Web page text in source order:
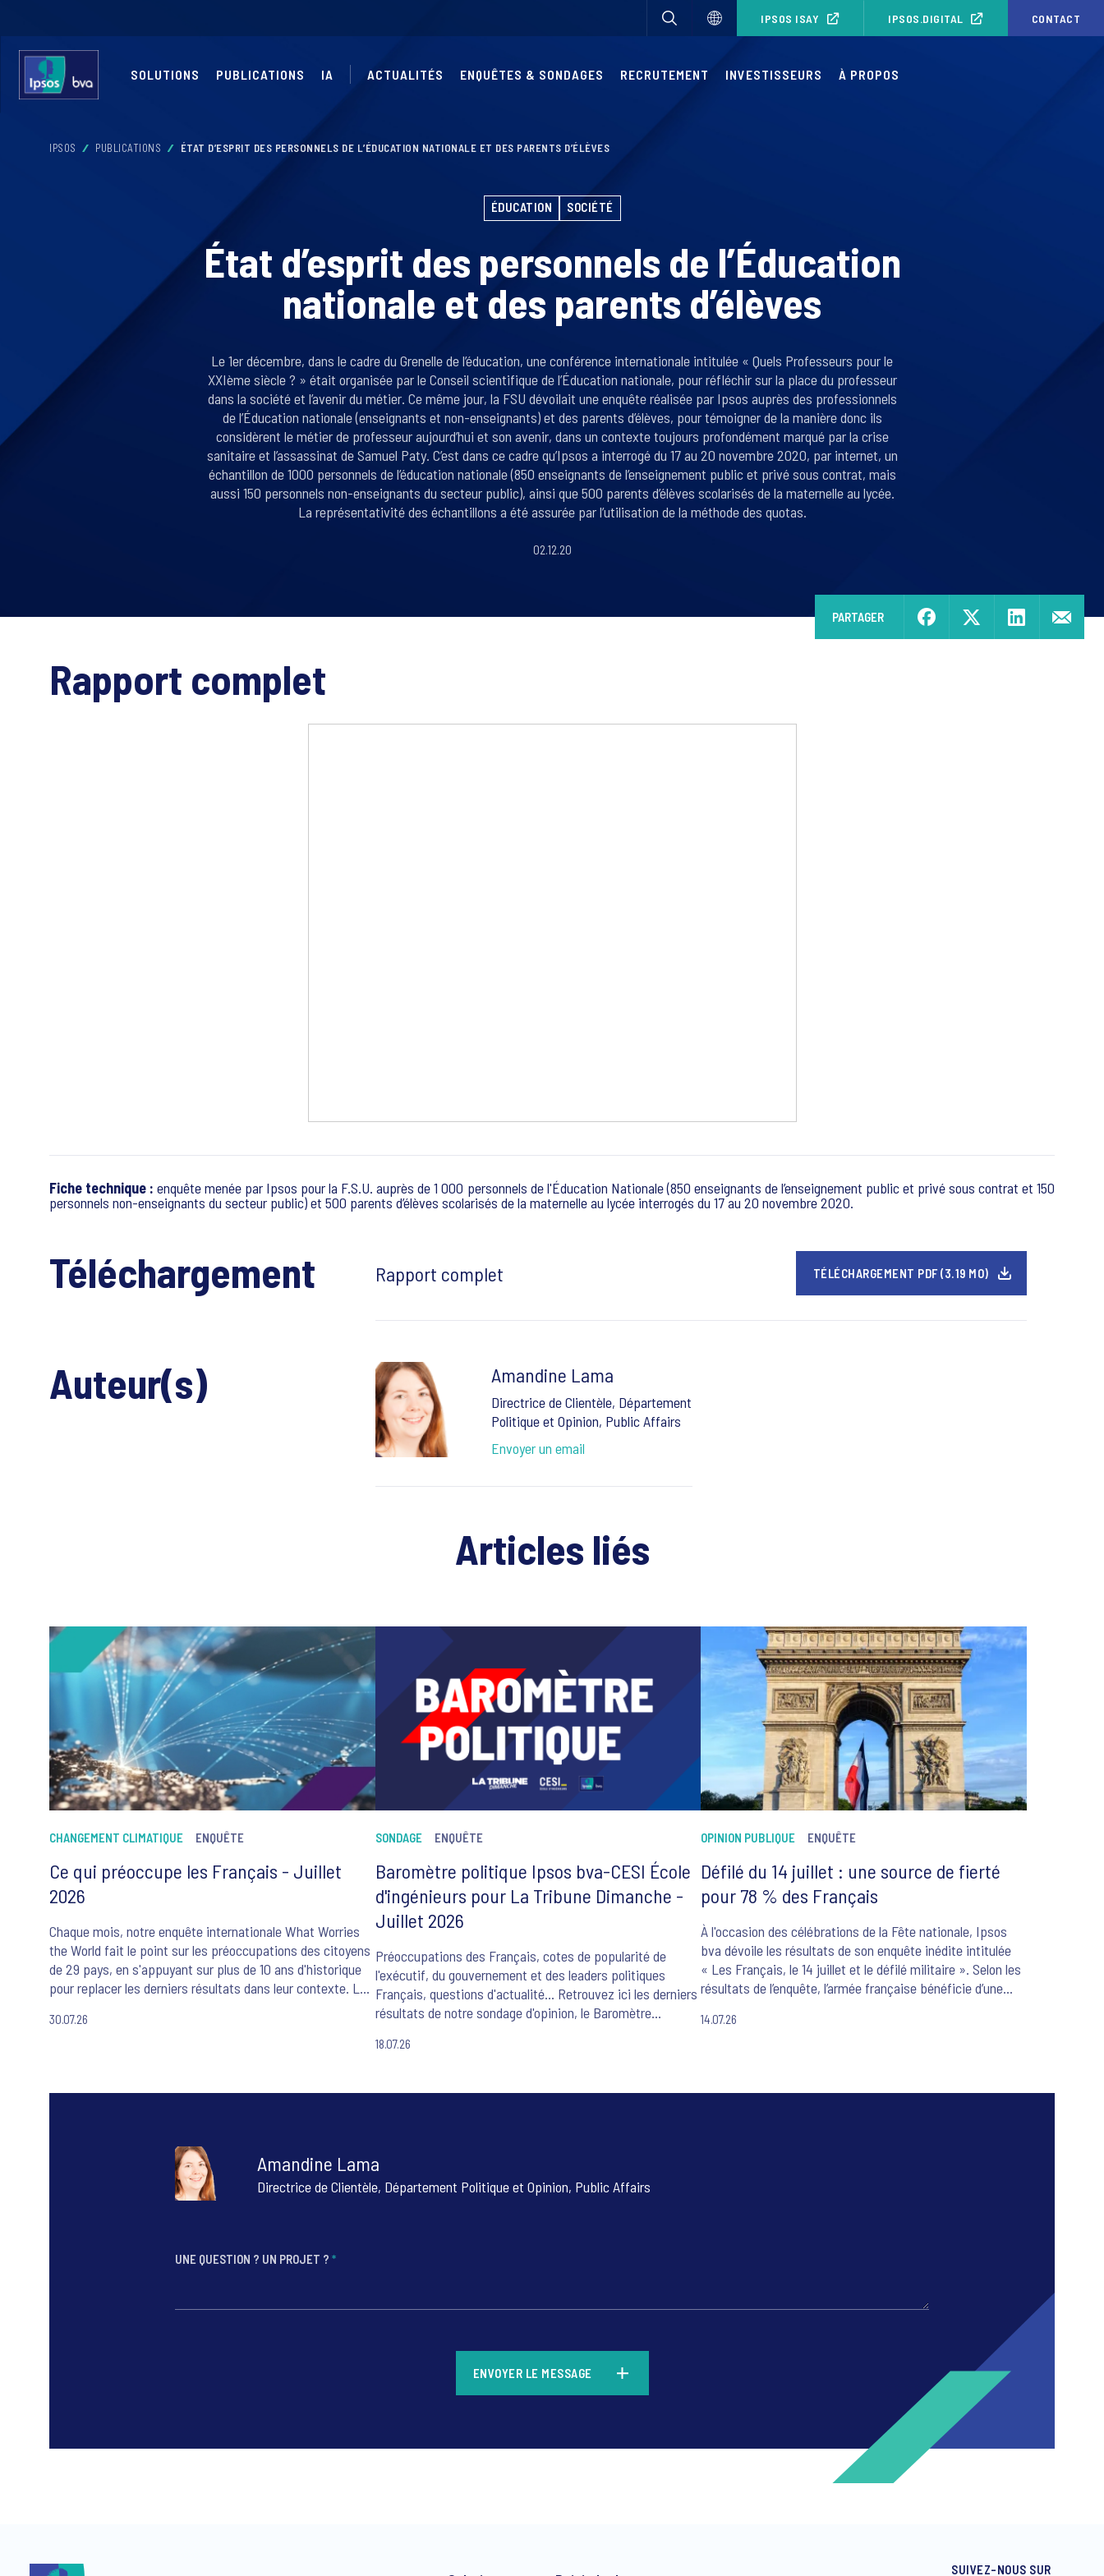
IPSOS ISAY IPSOS.DIGITAL CONTACT
SOLUTIONS PUBLICATIONS IA ACTUALITÉS ENQUÊTES & SONDAGES RECRUTEMENT INVESTISSEURS À PROPOS
IPSOS PUBLICATIONS ÉTAT D’ESPRIT DES PERSONNELS DE L’ÉDUCATION NATIONALE ET DES PARENTS D’ÉLÈVES
ÉDUCATION SOCIÉTÉ
État d’esprit des personnels de l’Éducation
nationale et des parents d’élèves
Le 1er décembre, dans le cadre du Grenelle de l’éducation, une conférence internationale intitulée « Quels Professeurs pour le
XXIème siècle ? » était organisée par le Conseil scientifique de l’Éducation nationale, pour réfléchir sur la place du professeur
dans la société et l’avenir du métier. Ce même jour, la FSU dévoilait une enquête réalisée par Ipsos auprès des professionnels
de l’Éducation nationale (enseignants et non-enseignants) et des parents d’élèves, pour témoigner de la manière donc ils
considèrent le métier de professeur aujourd’hui et son avenir, dans un contexte toujours profondément marqué par la crise
sanitaire et l’assassinat de Samuel Paty. C’est dans ce cadre qu’Ipsos a interrogé du 17 au 20 novembre 2020, par internet, un
échantillon de 1000 personnels de l’éducation nationale (850 enseignants de l’enseignement public et privé sous contrat, mais
aussi 150 personnels non-enseignants du secteur public), ainsi que 500 parents d’élèves scolarisés de la maternelle au lycée.
La représentativité des échantillons a été assurée par l’utilisation de la méthode des quotas.
02.12.20
PARTAGER
Rapport complet
Fiche technique : enquête menée par Ipsos pour la F.S.U. auprès de 1 000 personnels de l'Éducation Nationale (850 enseignants de l’enseignement public et privé sous contrat et 150
personnels non-enseignants du secteur public) et 500 parents d’élèves scolarisés de la maternelle au lycée interrogés du 17 au 20 novembre 2020.
Téléchargement Rapport complet TÉLÉCHARGEMENT PDF (3.19 MO)
Auteur(s) Amandine Lama
Directrice de Clientèle, Département
Politique et Opinion, Public Affairs
Envoyer un email
Articles liés
CHANGEMENT CLIMATIQUE ENQUÊTE
Ce qui préoccupe les Français - Juillet
2026
Chaque mois, notre enquête internationale What Worries
the World fait le point sur les préoccupations des citoyens
de 29 pays, en s'appuyant sur plus de 10 ans d'historique
pour replacer les derniers résultats dans leur contexte. Les
ci : la criminalité et la violence, le changement climatique,
30.07.26
SONDAGE ENQUÊTE
Baromètre politique Ipsos bva-CESI École
d'ingénieurs pour La Tribune Dimanche -
Juillet 2026
Préoccupations des Français, cotes de popularité de
l'exécutif, du gouvernement et des leaders politiques
Français, questions d'actualité... Retrouvez ici les derniers
résultats de notre sondage d'opinion, le Baromètre
Dimanche.
18.07.26
OPINION PUBLIQUE ENQUÊTE
Défilé du 14 juillet : une source de fierté
pour 78 % des Français
À l'occasion des célébrations de la Fête nationale, Ipsos
bva dévoile les résultats de son enquête inédite intitulée
« Les Français, le 14 juillet et le défilé militaire ». Selon les
résultats de l’enquête, l’armée française bénéficie d’une
exprimé un avis. L’étude souligne également que 80 % des
14.07.26
Amandine Lama
Directrice de Clientèle, Département Politique et Opinion, Public Affairs
UNE QUESTION ? UN PROJET ? *
ENVOYER LE MESSAGE
SUIVEZ-NOUS SUR